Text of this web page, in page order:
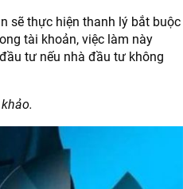
sẽ thực hiện thanh lý bắt buộc
tài khoản, việc làm này
tư nếu nhà đầu tư không